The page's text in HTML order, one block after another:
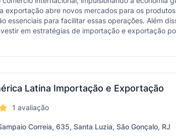
abre novos mercados para os
para facilitar essas operações. Além
em estratégias de importação e exportação
Latina Importação e Exportação
1 avaliação
Correia, 635, Santa Luzia, São Gonçalo, RJ